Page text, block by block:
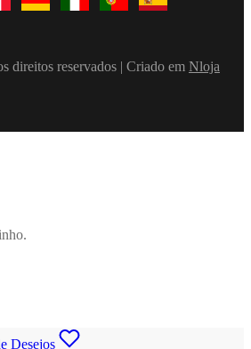
direitos reservados | Criado em Nloja
Desejos